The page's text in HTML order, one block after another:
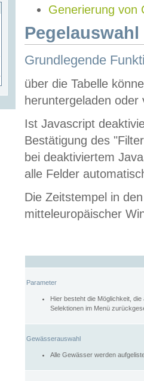
Generierung von
Grundlegende
über die Tabelle
heruntergeladen oder
Ist Javascript
Bestätigung des
bei deaktiviertem
alle Felder
Die Zeitstempel in
mitteleuropäischer
Parameter
Hier besteht die Möglichkeit,
Selektionen im Menü
Gewässerauswahl
Alle Gewässer werden